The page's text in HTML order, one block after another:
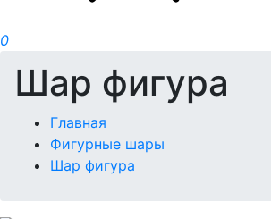
0
Шар фигура
Главная
Фигурные шары
Шар фигура